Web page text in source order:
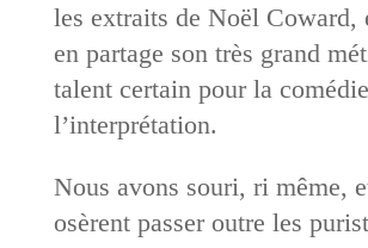
les extraits de Noël Coward,
en partage son très grand
talent certain pour la
l’interprétation.
Nous avons souri, ri même,
osèrent passer outre les